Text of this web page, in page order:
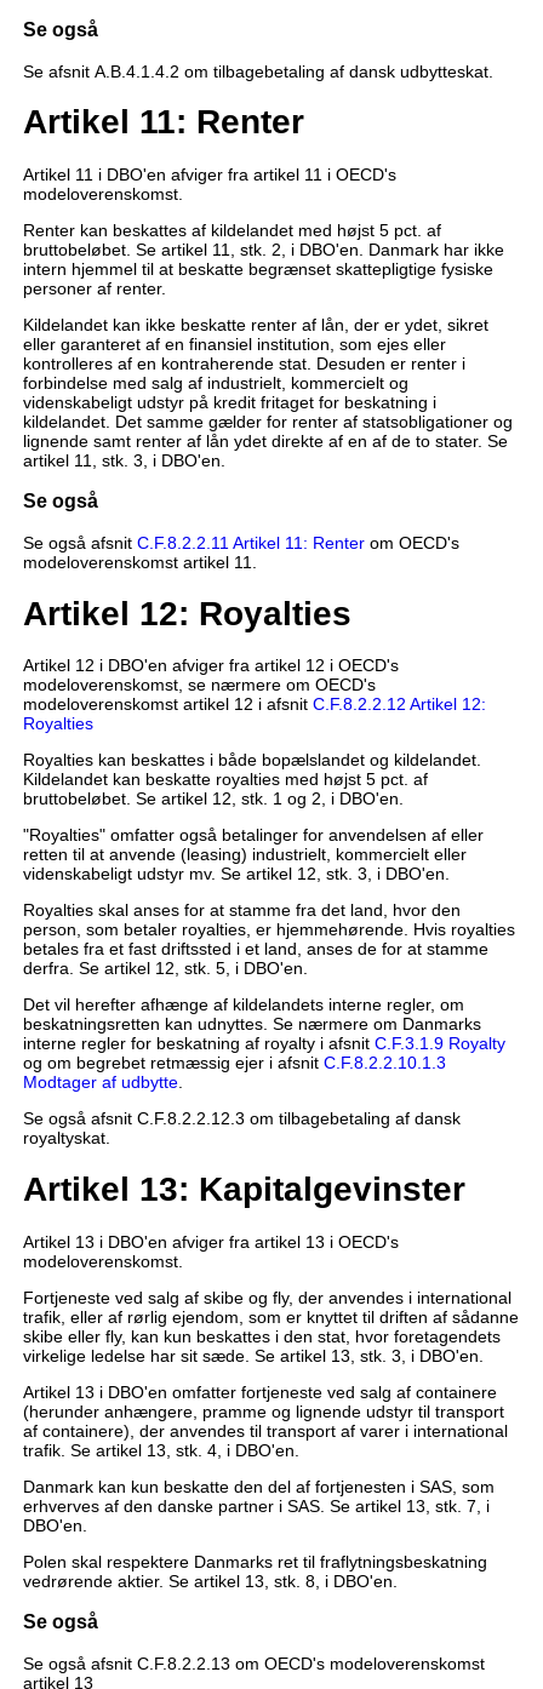
Se også
Se afsnit A.B.4.1.4.2 om tilbagebetaling af dansk udbytteskat.
Artikel 11: Renter
Artikel 11 i DBO'en afviger fra artikel 11 i OECD's
modeloverenskomst.
Renter kan beskattes af kildelandet med højst 5 pct. af
bruttobeløbet. Se artikel 11, stk. 2, i DBO'en. Danmark har ikke
intern hjemmel til at beskatte begrænset skattepligtige fysiske
personer af renter.
Kildelandet kan ikke beskatte renter af lån, der er ydet, sikret
eller garanteret af en finansiel institution, som ejes eller
kontrolleres af en kontraherende stat. Desuden er renter i
forbindelse med salg af industrielt, kommercielt og
videnskabeligt udstyr på kredit fritaget for beskatning i
kildelandet. Det samme gælder for renter af statsobligationer og
lignende samt renter af lån ydet direkte af en af de to stater. Se
artikel 11, stk. 3, i DBO'en.
Se også
Se også afsnit C.F.8.2.2.11 Artikel 11: Renterom OECD's
modeloverenskomst artikel 11.
Artikel 12: Royalties
Artikel 12 i DBO'en afviger fra artikel 12 i OECD's
modeloverenskomst, se nærmere om OECD's
modeloverenskomst artikel 12 i afsnit C.F.8.2.2.12 Artikel 12:
Royalties
Royalties kan beskattes i både bopælslandet og kildelandet.
Kildelandet kan beskatte royalties med højst 5 pct. af
bruttobeløbet. Se artikel 12, stk. 1 og 2, i DBO'en.
"Royalties" omfatter også betalinger for anvendelsen af eller
retten til at anvende (leasing) industrielt, kommercielt eller
videnskabeligt udstyr mv. Se artikel 12, stk. 3, i DBO'en.
Royalties skal anses for at stamme fra det land, hvor den
person, som betaler royalties, er hjemmehørende. Hvis royalties
betales fra et fast driftssted i et land, anses de for at stamme
derfra. Se artikel 12, stk. 5, i DBO'en.
Det vil herefter afhænge af kildelandets interne regler, om
beskatningsretten kan udnyttes. Se nærmere om Danmarks
interne regler for beskatning af royalty i afsnit C.F.3.1.9 Royalty
og om begrebet retmæssig ejer i afsnit C.F.8.2.2.10.1.3
Modtager af udbytte.
Se også afsnit C.F.8.2.2.12.3 om tilbagebetaling af dansk
royaltyskat.
Artikel 13: Kapitalgevinster
Artikel 13 i DBO'en afviger fra artikel 13 i OECD's
modeloverenskomst.
Fortjeneste ved salg af skibe og fly, der anvendes i international
trafik, eller af rørlig ejendom, som er knyttet til driften af sådanne
skibe eller fly, kan kun beskattes i den stat, hvor foretagendets
virkelige ledelse har sit sæde. Se artikel 13, stk. 3, i DBO'en.
Artikel 13 i DBO'en omfatter fortjeneste ved salg af containere
(herunder anhængere, pramme og lignende udstyr til transport
af containere), der anvendes til transport af varer i international
trafik. Se artikel 13, stk. 4, i DBO'en.
Danmark kan kun beskatte den del af fortjenesten i SAS, som
erhverves af den danske partner i SAS. Se artikel 13, stk. 7, i
DBO'en.
Polen skal respektere Danmarks ret til fraflytningsbeskatning
vedrørende aktier. Se artikel 13, stk. 8, i DBO'en.
Se også
Se også afsnit C.F.8.2.2.13 om OECD's modeloverenskomst
artikel 13